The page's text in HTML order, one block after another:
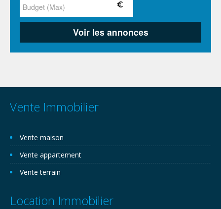
Vente Immobilier
Vente maison
Vente appartement
Vente terrain
Location Immobilier